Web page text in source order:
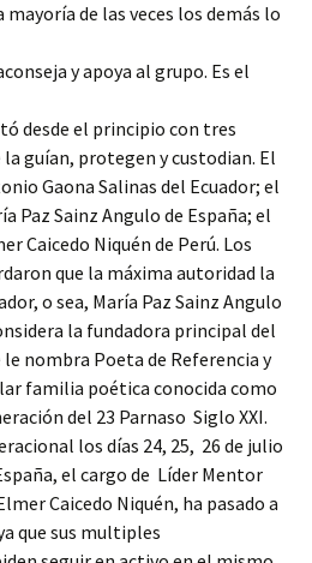
mayoría de las veces los demás lo
y apoya al grupo. Es el
desde el principio con tres
guían, protegen y custodian. El
Gaona Salinas del Ecuador; el
Paz Sainz Angulo de España; el
Caicedo Niquén de Perú. Los
que la máxima autoridad la
o sea, María Paz Sainz Angulo
la fundadora principal del
nombra Poeta de Referencia y
familia poética conocida como
del 23 Parnaso Siglo XXI.
los días 24, 25, 26 de julio
el cargo de Líder Mentor
Caicedo Niquén, ha pasado a
que sus multiples